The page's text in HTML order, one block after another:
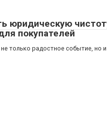
юридическую
покупателей
только радостное событие, но